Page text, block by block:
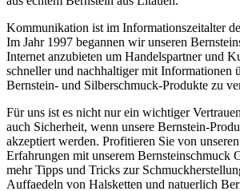
Kommunikation ist im Informationszeitalter
Im Jahr 1997 begannen wir unseren
Internet anzubieten um Handelspartner und
schneller und nachhaltiger mit Informationen
Bernstein- und Silberschmuck-Produkte zu
Für uns ist es nicht nur ein wichtiger
auch Sicherheit, wenn unsere Bernstein-
akzeptiert werden. Profitieren Sie von
Erfahrungen mit unserem Bernsteinschmuck
mehr Tipps und Tricks zur
Auffaedeln von Halsketten und natuerlich